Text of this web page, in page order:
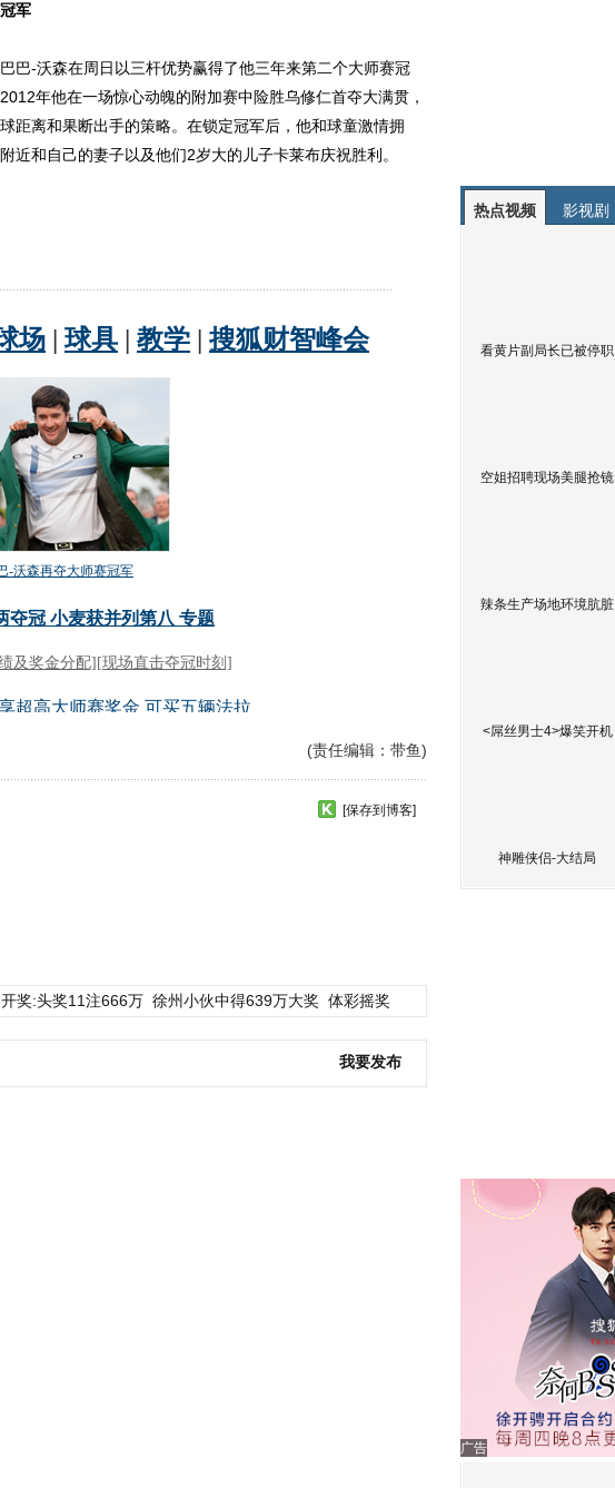
军
-沃森在周日以三杆优势赢得了他三年来第二个大师赛冠
年他在一场惊心动魄的附加赛中险胜乌修仁首夺大满贯，
距离和果断出手的策略。在锁定冠军后，他和球童激情拥
近和自己的妻子以及他们2岁大的儿子卡莱布庆祝胜利。
(责任编辑：带鱼)
[保存到博客]
奖:头奖11注666万 徐州小伙中得639万大奖 体彩摇奖
我要发布
热点视频 影视剧
看黄片副局长已被停职
空姐招聘现场美腿抢镜
辣条生产场地环境肮脏
<屌丝男士4>爆笑开机
神雕侠侣-大结局
广告